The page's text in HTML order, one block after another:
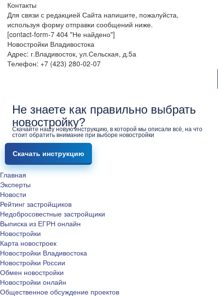
Контакты
Для связи с редакцией Сайта напишите, пожалуйста,
используя форму отправки сообщений ниже.
[contact-form-7 404 "Не найдено"]
Новостройки Владивостока
Адрес: г.Владивосток, ул.Сельская, д.5а
Телефон: +7 (423) 280-02-07
Не знаете как правильно выбрать
новостройку?
Скачайте нашу новую инструкцию, в которой мы описали всё, на что
стоит обратить внимание при выборе новостройки
Скачать инструкцию
Главная
Эксперты
Новости
Рейтинг застройщиков
Недобросовестные застройщики
Выписка из ЕГРН онлайн
Новостройки
Карта новостроек
Новостройки Владивостока
Новостройки России
Обмен новостройки
Новостройки онлайн
Общественное обсуждение проектов